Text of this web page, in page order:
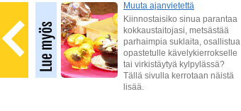
Muuta ajanvietettä
Kiinnostaisiko sinua parantaa
kokkaustaitojasi, metsästää
parhaimpia suklaita, osallistua
opastetulle kävelykierrokselle
tai virkistäytyä kylpylässä?
Tällä sivulla kerrotaan näistä
lisää.